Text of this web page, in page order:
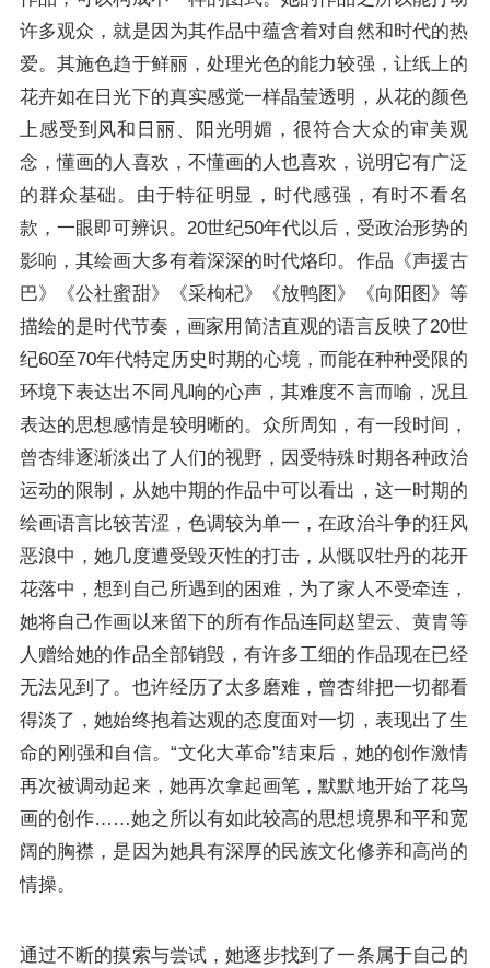
许多观众，就是因为其作品中蕴含着对自然和时代的热
爱。其施色趋于鲜丽，处理光色的能力较强，让纸上的
花卉如在日光下的真实感觉一样晶莹透明，从花的颜色
上感受到风和日丽、阳光明媚，很符合大众的审美观
念，懂画的人喜欢，不懂画的人也喜欢，说明它有广泛
的群众基础。由于特征明显，时代感强，有时不看名
款，一眼即可辨识。20世纪50年代以后，受政治形势的
影响，其绘画大多有着深深的时代烙印。作品《声援古
巴》《公社蜜甜》《采枸杞》《放鸭图》《向阳图》等
描绘的是时代节奏，画家用简洁直观的语言反映了20世
纪60至70年代特定历史时期的心境，而能在种种受限的
环境下表达出不同凡响的心声，其难度不言而喻，况且
表达的思想感情是较明晰的。众所周知，有一段时间，
曾杏绯逐渐淡出了人们的视野，因受特殊时期各种政治
运动的限制，从她中期的作品中可以看出，这一时期的
绘画语言比较苦涩，色调较为单一，在政治斗争的狂风
恶浪中，她几度遭受毁灭性的打击，从慨叹牡丹的花开
花落中，想到自己所遇到的困难，为了家人不受牵连，
她将自己作画以来留下的所有作品连同赵望云、黄胄等
人赠给她的作品全部销毁，有许多工细的作品现在已经
无法见到了。也许经历了太多磨难，曾杏绯把一切都看
得淡了，她始终抱着达观的态度面对一切，表现出了生
命的刚强和自信。“文化大革命”结束后，她的创作激情
再次被调动起来，她再次拿起画笔，默默地开始了花鸟
画的创作……她之所以有如此较高的思想境界和平和宽
阔的胸襟，是因为她具有深厚的民族文化修养和高尚的
情操。
通过不断的摸索与尝试，她逐步找到了一条属于自己的